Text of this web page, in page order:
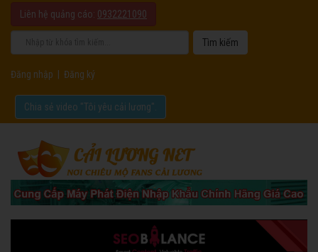
Liên hệ quảng cáo: 0932221090
Đăng nhập Đăng ký
Chia sẻ video "Tôi yêu cải lương".